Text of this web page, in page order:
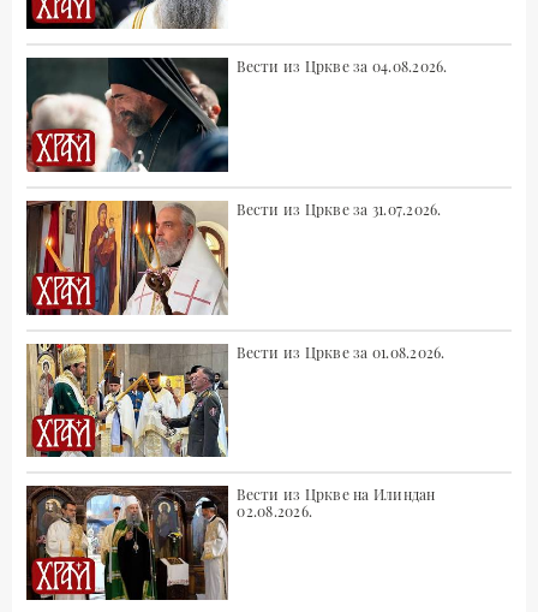
Вести из Цркве за 04.08.2026.
Вести из Цркве за 31.07.2026.
Вести из Цркве за 01.08.2026.
Вести из Цркве на Илиндан
02.08.2026.